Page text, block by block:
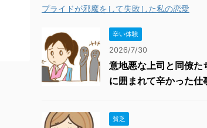
プライドが邪魔をして失敗した私の恋愛
辛い体験
2026/7/30
意地悪な上司と同僚た
に囲まれて辛かった仕
貧乏